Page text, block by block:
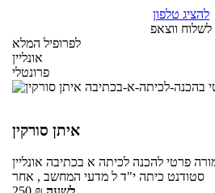
להציג טלפון
לשלוח ווצאפ
לפרופיל המלא
אונליין
פרונטלי
איתן סורקין
פרטי להכנה לכיתה א בכתיבה אונליין
סטודנט כיתה י"ד ל מדעי המחשב , אחר